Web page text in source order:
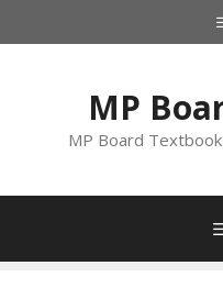
to
MP
MP Board